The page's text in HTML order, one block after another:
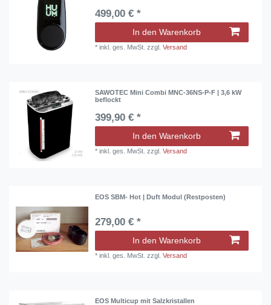
499,00 € *
In den Warenkorb
*inkl. ges. MwSt. zzgl.Versand
SAWOTEC Mini Combi MNC-36NS-P-F | 3,6 kW
beflockt
399,90 € *
In den Warenkorb
*inkl. ges. MwSt. zzgl.Versand
EOS SBM- Hot | Duft Modul (Restposten)
279,00 € *
In den Warenkorb
*inkl. ges. MwSt. zzgl.Versand
EOS Multicup mit Salzkristallen